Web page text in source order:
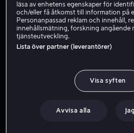
Röst Producent
läsa av enhetens egenskaper för
och/eller få åtkomst till information på
Personanpassad reklam och innehåll,
innehållsmätning, forskning angående
tjänsteutveckling.
Lista över partner (leverantörer)
Visa syften
Avvisa alla